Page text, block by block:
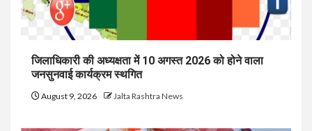
जिलाधिकारी की अध्यक्षता में 10 अगस्त 2026 को होने वाला
जनसुनवाई कार्यक्रम स्थगित
August 9, 2026 Jalta Rashtra News